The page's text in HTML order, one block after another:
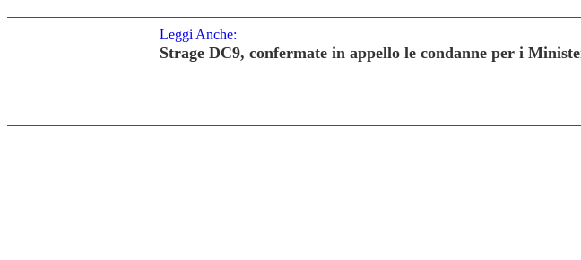
Leggi Anche:
Strage DC9, confermate in appello le condanne per i